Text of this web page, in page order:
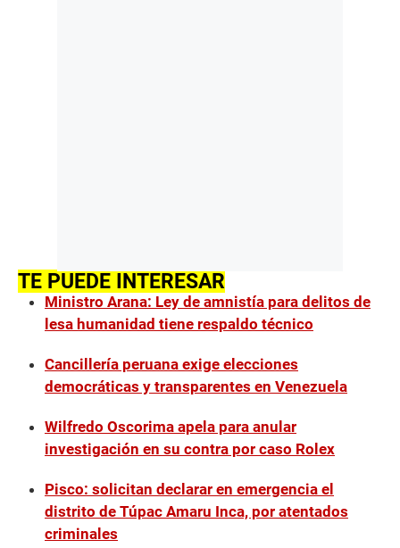
TE PUEDE INTERESAR
Ministro Arana: Ley de amnistía para delitos de
lesa humanidad tiene respaldo técnico
Cancillería peruana exige elecciones
democráticas y transparentes en Venezuela
Wilfredo Oscorima apela para anular
investigación en su contra por caso Rolex
Pisco: solicitan declarar en emergencia el
distrito de Túpac Amaru Inca, por atentados
criminales